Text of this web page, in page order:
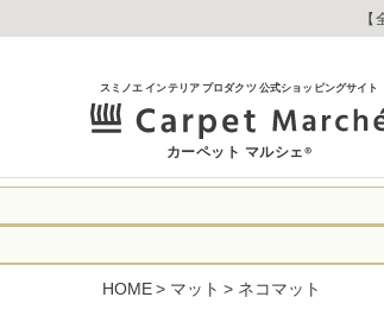
スミノエ インテリア プロダクツ 公式ショッピングサイト
カーペット マルシェ®
HOME マット ネコマット